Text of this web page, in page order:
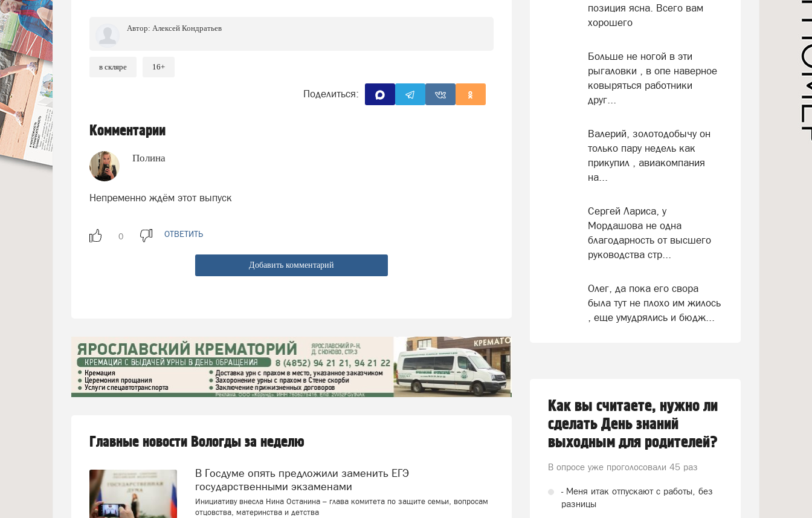
Автор: Алексей Кондратьев
в скляре 16+
Поделиться:
Комментарии
Полина
Непременно ждём этот выпуск
ОТВЕТИТЬ
Добавить комментарий
Главные новости Вологды за неделю
В Госдуме опять предложили заменить ЕГЭ
государственными экзаменами
Инициативу внесла Нина Останина – глава комитета по защите семьи, вопросам
отцовства, материнства и детства
позиция ясна. Всего вам
хорошего
Больше не ногой в эти
рыгаловки , в опе наверное
ковыряться работники
друг...
Валерий, золотодобычу он
только пару недель как
прикупил , авиакомпания
на...
Сергей Лариса, у
Мордашова не одна
благодарность от высшего
руководства стр...
Олег, да пока его свора
была тут не плохо им жилось
, еще умудрялись и бюдж...
Как вы считаете, нужно ли
сделать День знаний
выходным для родителей?
В опросе уже проголосовали 45 раз
- Меня итак отпускают с работы, без
разницы